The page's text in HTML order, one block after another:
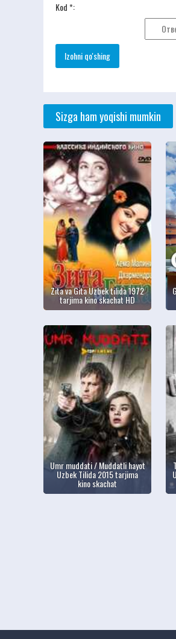
Kod *:
Sizga ham yoqishi mumkin
Zita va Gita Uzbek tilida 1972
tarjima kino skachat HD
Umr muddati / Muddatli hayot
Uzbek Tilida 2015 tarjima
kino skachat